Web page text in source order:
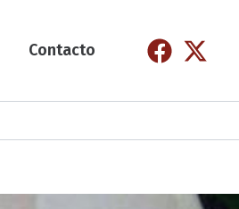
Contacto